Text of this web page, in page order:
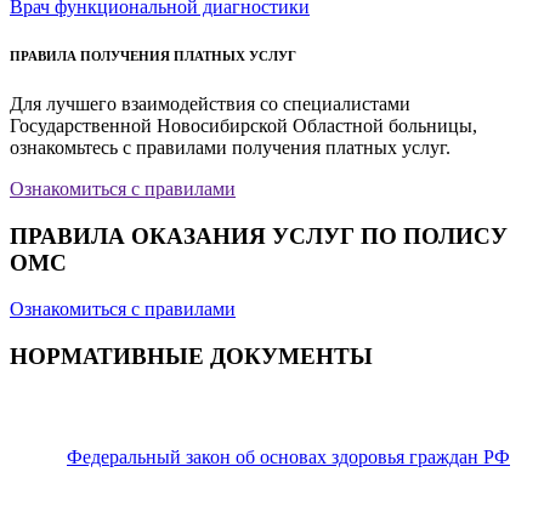
Врач функциональной диагностики
ПРАВИЛА ПОЛУЧЕНИЯ ПЛАТНЫХ УСЛУГ
Для лучшего взаимодействия со специалистами
Государственной Новосибирской Областной больницы,
ознакомьтесь с правилами получения платных услуг.
Ознакомиться с правилами
ПРАВИЛА ОКАЗАНИЯ УСЛУГ ПО ПОЛИСУ
ОМС
Ознакомиться с правилами
НОРМАТИВНЫЕ ДОКУМЕНТЫ
Федеральный закон об основах здоровья граждан РФ